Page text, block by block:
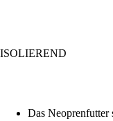
ISOLIEREND
Das Neoprenfutter